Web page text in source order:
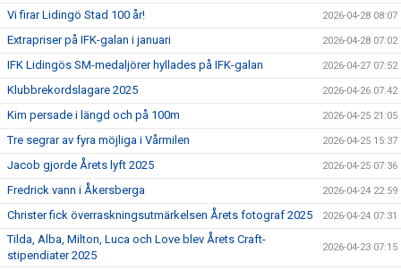
Vi firar Lidingö Stad 100 år! 2026-04-28 08:07
Extrapriser på IFK-galan i januari 2026-04-28 07:02
IFK Lidingös SM-medaljörer hyllades på IFK-galan 2026-04-27 07:52
Klubbrekordslagare 2025 2026-04-26 07:42
Kim persade i längd och på 100m 2026-04-25 21:05
Tre segrar av fyra möjliga i Vårmilen 2026-04-25 15:37
Jacob gjorde Årets lyft 2025 2026-04-25 07:36
Fredrick vann i Åkersberga 2026-04-24 22:59
Christer fick överraskningsutmärkelsen Årets fotograf 2025 2026-04-24 07:31
Tilda, Alba, Milton, Luca och Love blev Årets Craft-
stipendiater 2025
2026-04-23 07:15